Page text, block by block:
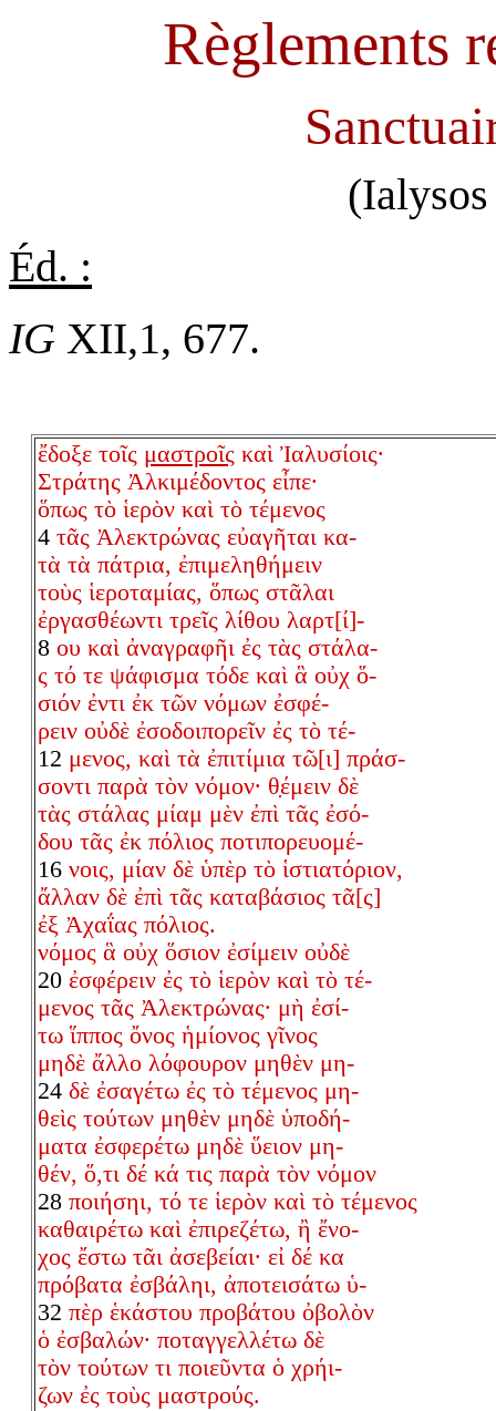
Règlements
Éd. :
IG XII,1, 677.
ἔδοξε τοῖς μαστροῖς καὶ Ἰαλυσίοις·
Στράτης Ἀλκιμέδοντος εἶπε·
ὅπως τὸ ἱερὸν καὶ τὸ τέμενος
4 τᾶς Ἀλεκτρώνας εὐαγῆται κα-
τὰ τὰ πάτρια, ἐπιμεληθήμειν
τοὺς ἱεροταμίας, ὅπως στᾶλαι
ἐργασθέωντι τρεῖς λίθου λαρτ[ί]-
8 ου καὶ ἀναγραφῆι ἐς τὰς στάλα-
ς τό τε ψάφισμα τόδε καὶ ἃ οὐχ ὅ-
σιόν ἐντι ἐκ τῶν νόμων ἐσφέ-
ρειν οὐδὲ ἐσοδοιπορεῖν ἐς τὸ τέ-
12 μενος, καὶ τὰ ἐπιτίμια τῶ[ι] πράσ-
σοντι παρὰ τὸν νόμον· θ̣έμειν δὲ
τὰς στάλας μίαμ μὲν ἐπὶ τᾶς ἐσό-
δου τᾶς ἐκ πόλιος ποτιπορευομέ-
16 νοις, μίαν δὲ ὑπὲρ τὸ ἱστιατόριον,
ἄλλαν δὲ ἐπὶ τᾶς καταβάσιος τᾶ[ς]
ἐξ Ἀχαΐας πόλιος.
νόμος ἃ οὐχ ὅσιον ἐσίμειν οὐδὲ
20 ἐσφέρειν ἐς τὸ ἱερὸν καὶ τὸ τέ-
μενος τᾶς Ἀλεκτρώνας· μὴ ἐσί-
τω ἵππος ὄνος ἡμίονος γῖνος
μηδὲ ἄλλο λόφουρον μηθὲν μη-
24 δὲ ἐσαγέτω ἐς τὸ τέμενος μη-
θεὶς τούτων μηθὲν μηδὲ ὑποδή-
ματα ἐσφερέτω μηδὲ ὕειον μη-
θέν, ὅ,τι δέ κά τις παρὰ τὸν νόμον
28 ποιήσηι, τό τε ἱερὸν καὶ τὸ τέμενος
καθαιρέτω καὶ ἐπιρεζέτω, ἢ ἔνο-
χος ἔστω τᾶι ἀσεβείαι· εἰ δέ κα
πρόβατα ἐσβάληι, ἀποτεισάτω ὑ-
32 πὲρ ἑκάστου προβάτου ὀβολὸν
ὁ ἐσβαλών· ποταγγελλέτω δὲ
τὸν τούτων τι ποιεῦντα ὁ χρήι-
ζων ἐς τοὺς μαστρούς.